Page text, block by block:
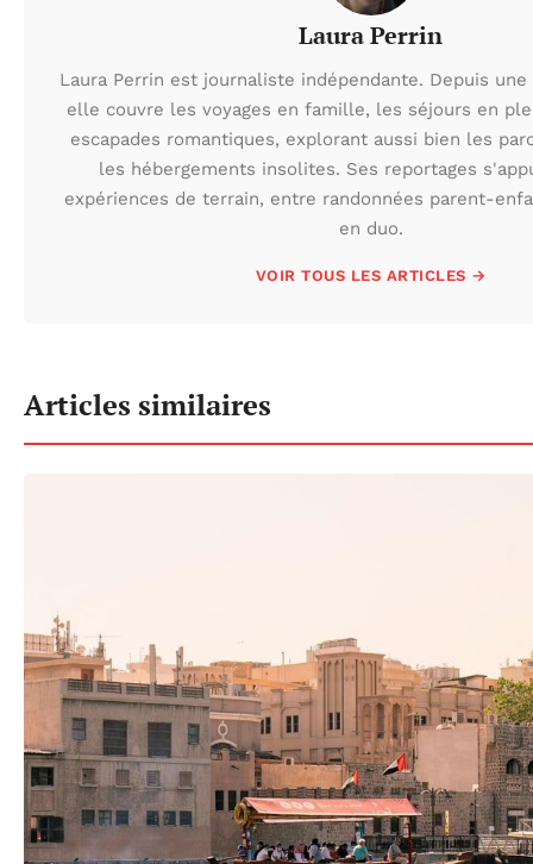
Laura Perrin
Laura Perrin est journaliste indépendante. Depuis une
elle couvre les voyages en famille, les séjours en
escapades romantiques, explorant aussi bien les
les hébergements insolites. Ses reportages
expériences de terrain, entre randonnées parent-
en duo.
VOIR TOUS LES ARTICLES →
Articles similaires